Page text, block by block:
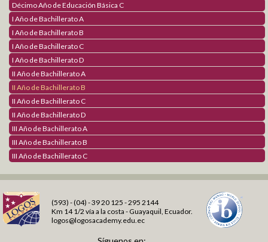
Décimo Año de Educación Básica C
I Año de Bachillerato A
I Año de Bachillerato B
I Año de Bachillerato C
I Año de Bachillerato D
II Año de Bachillerato A
II Año de Bachillerato B
II Año de Bachillerato C
II Año de Bachillerato D
III Año de Bachillerato A
III Año de Bachillerato B
III Año de Bachillerato C
(593) - (04) - 39 20 125 - 295 2144
Km 14 1/2 vía a la costa - Guayaquil, Ecuador.
logos@logosacademy.edu.ec